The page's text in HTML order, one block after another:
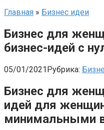
Главная » Бизнес идеи
Бизнес для
бизнес-идей с
05/01/2021Рубрика:
Бизнес для
идей для
минимальными